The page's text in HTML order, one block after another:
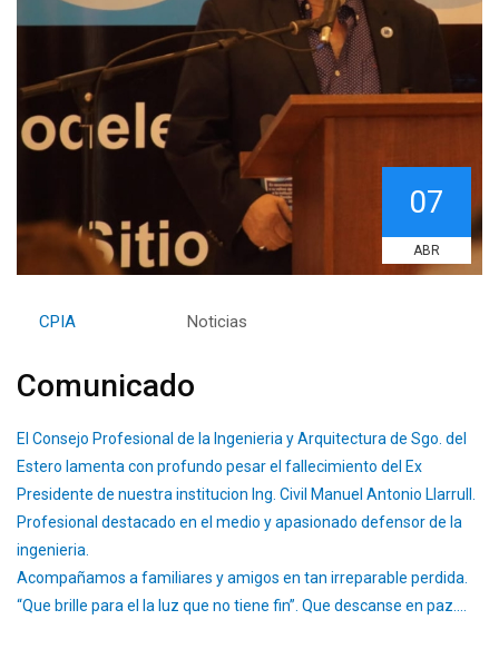
07
ABR
CPIA Noticias
Comunicado
El Consejo Profesional de la Ingenieria y Arquitectura de Sgo. del
Estero lamenta con profundo pesar el fallecimiento del Ex
Presidente de nuestra institucion Ing. Civil Manuel Antonio Llarrull.
Profesional destacado en el medio y apasionado defensor de la
ingenieria.
Acompañamos a familiares y amigos en tan irreparable perdida.
“Que brille para el la luz que no tiene fin”. Que descanse en paz….